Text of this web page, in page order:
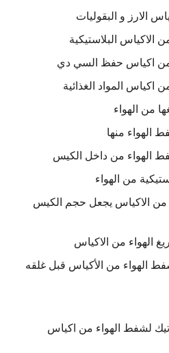
الارز و البقوليات
الاكياس البلاستيكية
من اكياس حفظ السي دي
اكياس المواد الغذائية
من الهواء
الهواء منها
الهواء من داخل الكيس
من الهواء
من الاكياس يجعل حجم الكيس
الهواء من الاكياس
الهواء من الأكياس قبل غلقه
لشفط الهواء من اكياس